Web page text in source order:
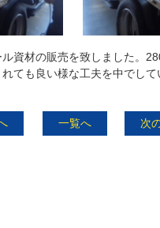
資材の販売を致しました。
ても良い様な工夫を中でして
一覧へ 次